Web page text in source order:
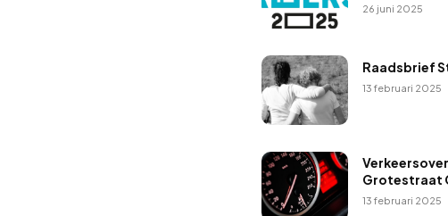
26 juni 2025
Raadsbrief
13 februari 2025
Grotestraat
13 februari 2025